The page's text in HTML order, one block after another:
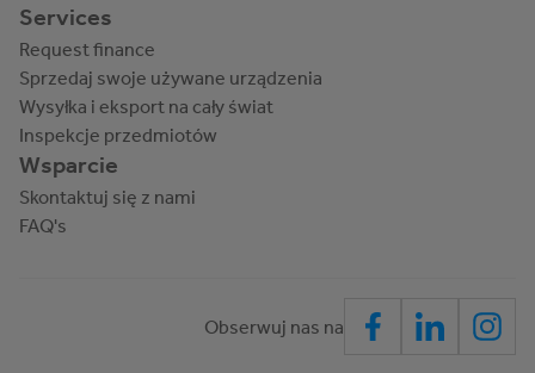
Services
Request finance
Sprzedaj swoje używane urządzenia
Wysyłka i eksport na cały świat
Inspekcje przedmiotów
Wsparcie
Skontaktuj się z nami
FAQ's
Obserwuj nas na